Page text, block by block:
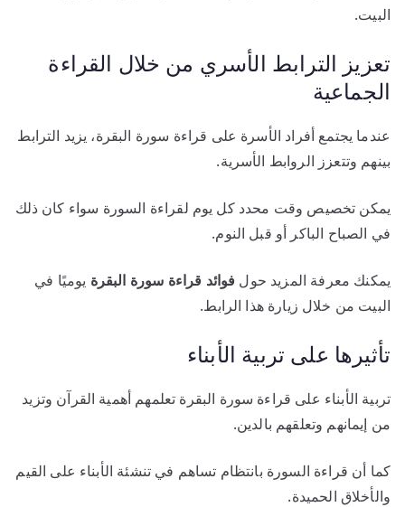
البيت.
تعزيز الترابط الأسري من خلال القراءة
الجماعية
عندما يجتمع أفراد الأسرة على قراءة سورة البقرة، يزيد الترابط
بينهم وتتعزز الروابط الأسرية.
يمكن تخصيص وقت محدد كل يوم لقراءة السورة سواء كان ذلك
في الصباح الباكر أو قبل النوم.
يمكنك معرفة المزيد حول فوائد قراءة سورة البقرة يوميًا في
البيت من خلال زيارة هذا الرابط.
تأثيرها على تربية الأبناء
تربية الأبناء على قراءة سورة البقرة تعلمهم أهمية القرآن وتزيد
من إيمانهم وتعلقهم بالدين.
كما أن قراءة السورة بانتظام تساهم في تنشئة الأبناء على القيم
والأخلاق الحميدة.